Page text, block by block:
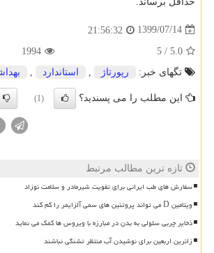
1399/07/14
21:56:32
5.0
/
5
1994
تگهای خبر:
رپورتاژ , استاندارد ,
این مطلب را می پسندید؟ (1)
تازه ترین مطالب مرتبط
سفارش های طب ایرانی برای تقویت شیرمادر و سلامت نوزاد
ویتامین D می تواند پروتئین های سمی آلزایمر را کم کند
ذخایر چربی سلولی به بدن در مبارزه با ویروس ها کمک می نماید
زائرین اربعین برای نوشیدن آب منتظر تشنگی نباشند